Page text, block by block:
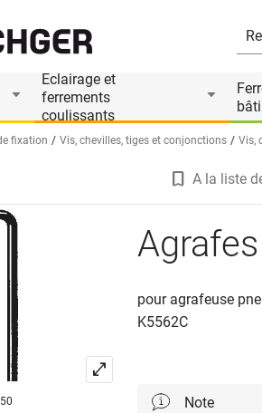
Eclairage et
ferrements
coulissants
fixation Vis, chevilles, tiges et conjonctions Vis,
Le produit est accessoire de
A la liste
pour agrafeuse
K5562C
Note